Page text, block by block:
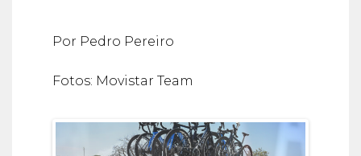
Por Pedro Pereiro
Fotos: Movistar Team